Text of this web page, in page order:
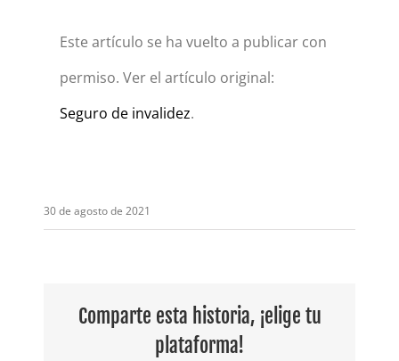
Este artículo se ha vuelto a publicar con
permiso. Ver el artículo original:
Seguro de invalidez.
30 de agosto de 2021
Comparte esta historia, ¡elige tu
plataforma!